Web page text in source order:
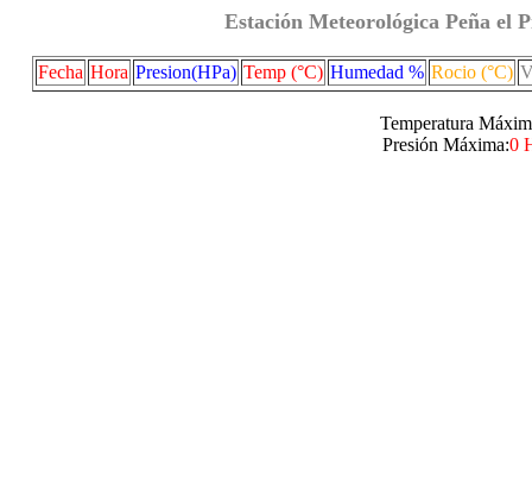
Estación Meteorológica Peña el
Fecha Hora Presion(HPa) Temp (°C) Humedad % Rocio (°C)
Temperatura
Presión Máxima:0